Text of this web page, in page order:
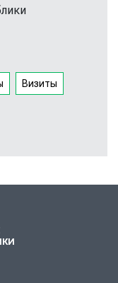
Визиты